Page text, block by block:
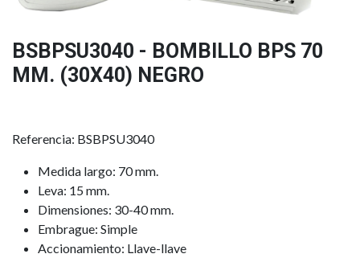
BSBPSU3040 - BOMBILLO BPS 70
MM. (30X40) NEGRO
Referencia: BSBPSU3040
Medida largo: 70 mm.
Leva: 15 mm.
Dimensiones: 30-40 mm.
Embrague: Simple
Accionamiento: Llave-llave